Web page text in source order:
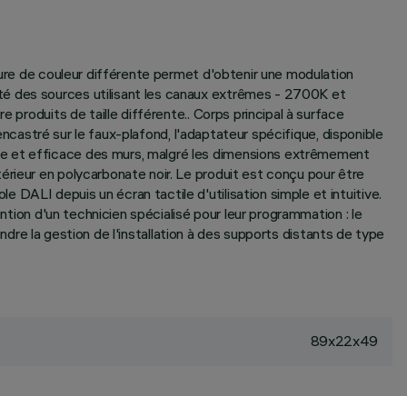
de couleur différente permet d'obtenir une modulation
des sources utilisant les canaux extrêmes - 2700K et
produits de taille différente.. Corps principal à surface
sur le faux-plafond, l'adaptateur spécifique, disponible
et efficace des murs, malgré les dimensions extrêmement
en polycarbonate noir. Le produit est conçu pour être
DALI depuis un écran tactile d'utilisation simple et intuitive.
d'un technicien spécialisé pour leur programmation : le
la gestion de l'installation à des supports distants de type
89x22x49